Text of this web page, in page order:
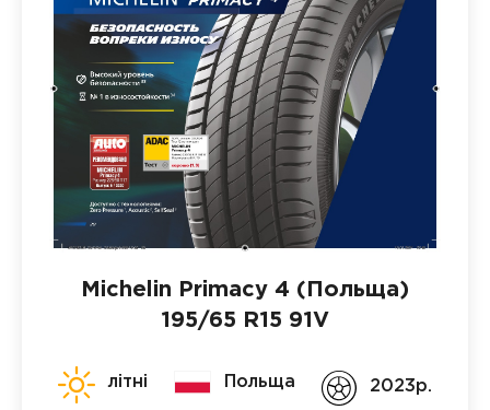
Michelin Primacy 4 (Польща)
195/65 R15 91V
літні Польща 2023p.